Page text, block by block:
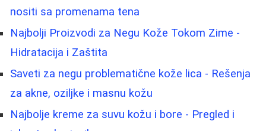
nositi sa promenama tena
Najbolji Proizvodi za Negu Kože Tokom Zime -
Hidratacija i Zaštita
Saveti za negu problematične kože lica - Rešenja
za akne, oziljke i masnu kožu
Najbolje kreme za suvu kožu i bore - Pregled i